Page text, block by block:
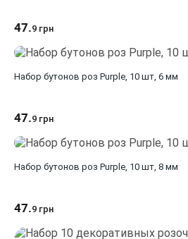
47.9 грн
Набор бутонов роз Purple, 10 шт, 6 мм
47.9 грн
Набор бутонов роз Purple, 10 шт, 8 мм
47.9 грн